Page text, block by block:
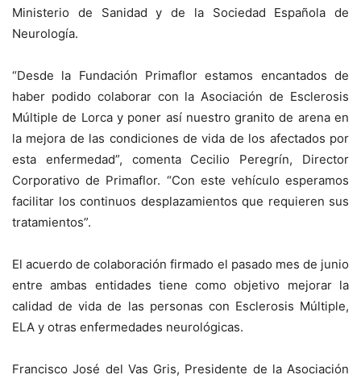
Ministerio de Sanidad y de la Sociedad Española de
Neurología.
“Desde la Fundación Primaflor estamos encantados de
haber podido colaborar con la Asociación de Esclerosis
Múltiple de Lorca y poner así nuestro granito de arena en
la mejora de las condiciones de vida de los afectados por
esta enfermedad”, comenta Cecilio Peregrín, Director
Corporativo de Primaflor. “Con este vehículo esperamos
facilitar los continuos desplazamientos que requieren sus
tratamientos”.
El acuerdo de colaboración firmado el pasado mes de junio
entre ambas entidades tiene como objetivo mejorar la
calidad de vida de las personas con Esclerosis Múltiple,
ELA y otras enfermedades neurológicas.
Francisco José del Vas Gris, Presidente de la Asociación